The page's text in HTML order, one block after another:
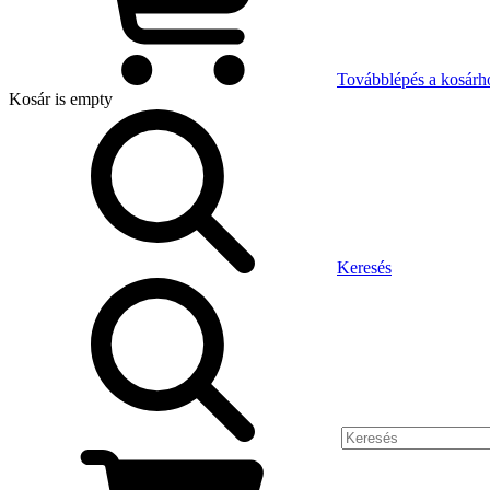
Továbblépés a
Kosáris empty
Keresés